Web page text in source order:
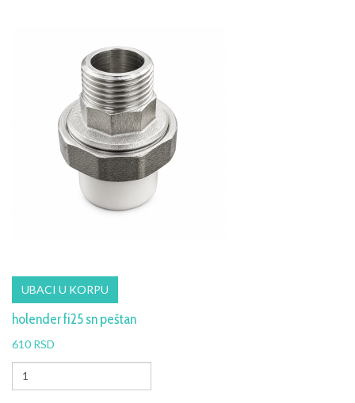
holender fi25 sn peštan
610 RSD